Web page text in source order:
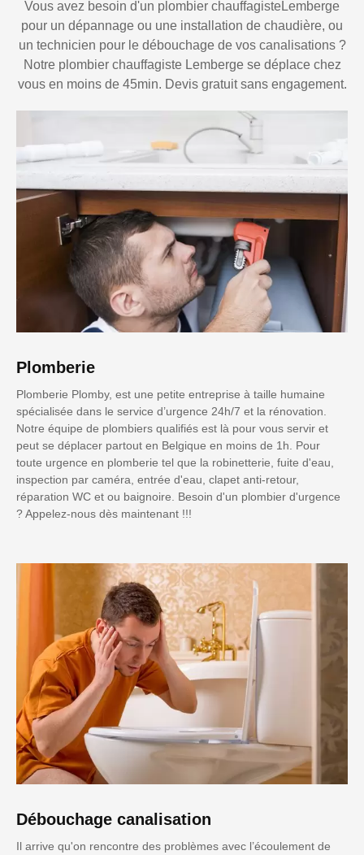
Vous avez besoin d'un plombier chauffagisteLemberge
pour un dépannage ou une installation de chaudière, ou
un technicien pour le débouchage de vos canalisations ?
Notre plombier chauffagiste Lemberge se déplace chez
vous en moins de 45min. Devis gratuit sans engagement.
Plomberie
Plomberie Plomby, est une petite entreprise à taille humaine
spécialisée dans le service d’urgence 24h/7 et la rénovation.
Notre équipe de plombiers qualifiés est là pour vous servir et
peut se déplacer partout en Belgique en moins de 1h. Pour
toute urgence en plomberie tel que la robinetterie, fuite d'eau,
inspection par caméra, entrée d'eau, clapet anti-retour,
réparation WC et ou baignoire. Besoin d'un plombier d'urgence
? Appelez-nous dès maintenant !!!
Débouchage canalisation
Il arrive qu'on rencontre des problèmes avec l’écoulement de